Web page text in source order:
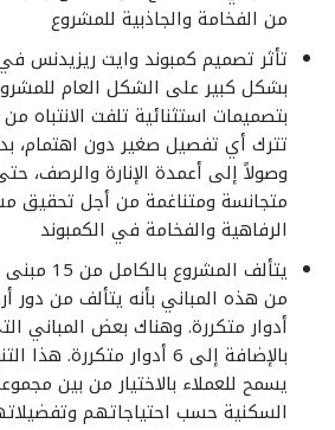
من الفخامة والجاذبية للمشروع
تأثر تصميم كمبوند وايت ريزيدنس
بشكل كبير على الشكل العام
بتصميمات استثنائية تلفت الانتباه
تترك أي تفصيل صغير دون اهتمام،
وصولاً إلى أعمدة الإنارة والرصف،
متجانسة ومتناغمة من أجل تحقيق
الرفاهية والفخامة في الكمبوند
يتألف
أدوار متكررة. وهناك بعض المباني
بالإضافة إلى 6 أدوار
يسمح للعملاء بالاختيار من بين
السكنية حسب احتياجاتهم